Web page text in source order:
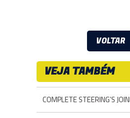
VOLTAR
VEJA TAMBÉM
COMPLETE STEERING’S